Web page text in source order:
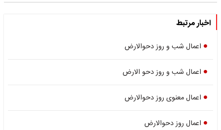
اخبار مرتبط
اعمال شب و روز دحوالارض
اعمال شب و روز دحو الارض
اعمال معنوی روز دحوالارض
اعمال روز دحوالارض